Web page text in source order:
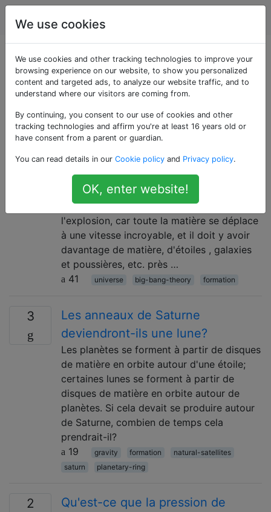
Astronomie
Questions marquées
«formation»
Questions sur les processus dynamiques conduisant à
l'assemblage d'un objet céleste.
8 Qu'y a-t-il au centre de l'univers?
Si l'univers s'est formé et a été créé par
une explosion Big Bang, il doit rester un
espace vide au centre du site de
l'explosion, car toute la matière se déplace
à une vitesse incroyable, et il doit y avoir
davantage de matière, d'étoiles , galaxies
et poussières, etc. près …
41
universe big-bang-theory formation
3
Les anneaux de Saturne
deviendront-ils une lune?
Les planètes se forment à partir de disques
de matière en orbite autour d'une étoile;
certaines lunes se forment à partir de
disques de matière en orbite autour de
planètes. Si cela devait se produire autour
de Saturne, combien de temps cela
prendrait-il?
19
gravity formation
natural-satellites
saturn
planetary-ring
2
Qu'est-ce que la pression de
We use cookies
We use cookies and other tracking technologies to improve your
browsing experience on our website, to show you personalized
content and targeted ads, to analyze our website traffic, and to
understand where our visitors are coming from.
By continuing, you consent to our use of cookies and other
tracking technologies and affirm you're at least 16 years old or
have consent from a parent or guardian.
You can read details in our Cookie policy and Privacy policy.
OK, enter website!